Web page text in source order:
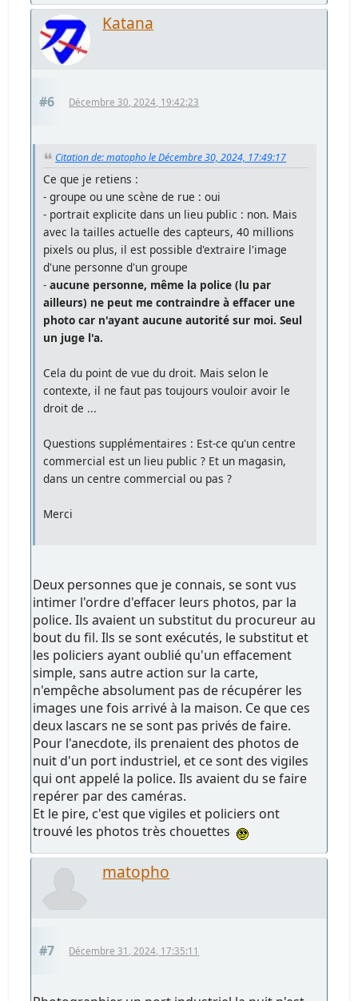
Katana
#6 Décembre 30, 2024, 19:42:23
Citation de: matopho le Décembre 30, 2024, 17:49:17
Ce que je retiens :
- groupe ou une scène de rue : oui
- portrait explicite dans un lieu public : non. Mais
avec la tailles actuelle des capteurs, 40 millions
pixels ou plus, il est possible d'extraire l'image
d'une personne d'un groupe
- aucune personne, même la police (lu par
ailleurs) ne peut me contraindre à effacer une
photo car n'ayant aucune autorité sur moi. Seul
un juge l'a.
Cela du point de vue du droit. Mais selon le
contexte, il ne faut pas toujours vouloir avoir le
droit de ...
Questions supplémentaires : Est-ce qu'un centre
commercial est un lieu public ? Et un magasin,
dans un centre commercial ou pas ?
Merci
Deux personnes que je connais, se sont vus
intimer l'ordre d'effacer leurs photos, par la
police. Ils avaient un substitut du procureur au
bout du fil. Ils se sont exécutés, le substitut et
les policiers ayant oublié qu'un effacement
simple, sans autre action sur la carte,
n'empêche absolument pas de récupérer les
images une fois arrivé à la maison. Ce que ces
deux lascars ne se sont pas privés de faire.
Pour l'anecdote, ils prenaient des photos de
nuit d'un port industriel, et ce sont des vigiles
qui ont appelé la police. Ils avaient du se faire
repérer par des caméras.
Et le pire, c'est que vigiles et policiers ont
trouvé les photos très chouettes
matopho
#7 Décembre 31, 2024, 17:35:11